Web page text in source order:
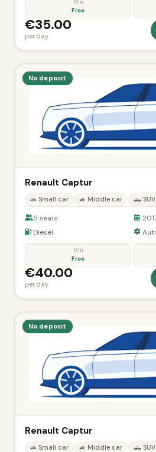
Min
Free
€35.00
per day
No deposit
Renault Captur
🚗 Small car 🚙 Middle car 🛻 SUV
5 seats
Diesel
Min
Free
€40.00
per day
No deposit
Renault Captur
🚗 Small car 🚙 Middle car 🛻 SUV